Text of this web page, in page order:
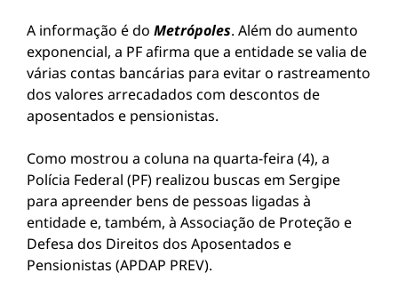
A informação é do Metrópoles. Além do aumento
exponencial, a PF afirma que a entidade se valia de
várias contas bancárias para evitar o rastreamento
dos valores arrecadados com descontos de
aposentados e pensionistas.
Como mostrou a coluna na quarta-feira (4), a
Polícia Federal (PF) realizou buscas em Sergipe
para apreender bens de pessoas ligadas à
entidade e, também, à Associação de Proteção e
Defesa dos Direitos dos Aposentados e
Pensionistas (APDAP PREV).